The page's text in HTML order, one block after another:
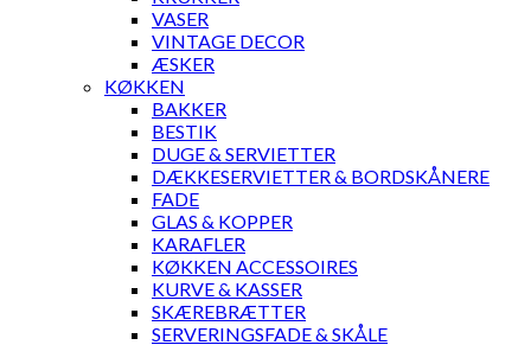
VASER
VINTAGE DECOR
ÆSKER
KØKKEN
BAKKER
BESTIK
DUGE & SERVIETTER
DÆKKESERVIETTER & BORDSKÅNERE
FADE
GLAS & KOPPER
KARAFLER
KØKKEN ACCESSOIRES
KURVE & KASSER
SKÆREBRÆTTER
SERVERINGSFADE & SKÅLE